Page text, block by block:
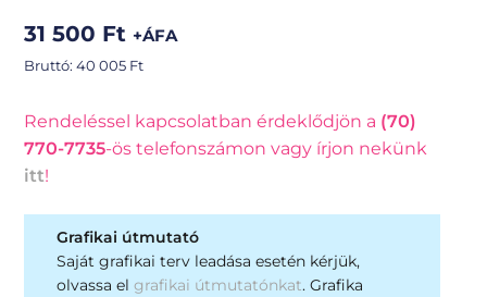
31 500 Ft +ÁFA
Bruttó:40 005 Ft
Rendeléssel kapcsolatban érdeklődjön a (70)
770-7735-ös telefonszámon vagy írjon nekünk
itt!
Grafikai útmutató
Saját grafikai terv leadása esetén kérjük,
olvassa elgrafikai útmutatónkat. Grafika